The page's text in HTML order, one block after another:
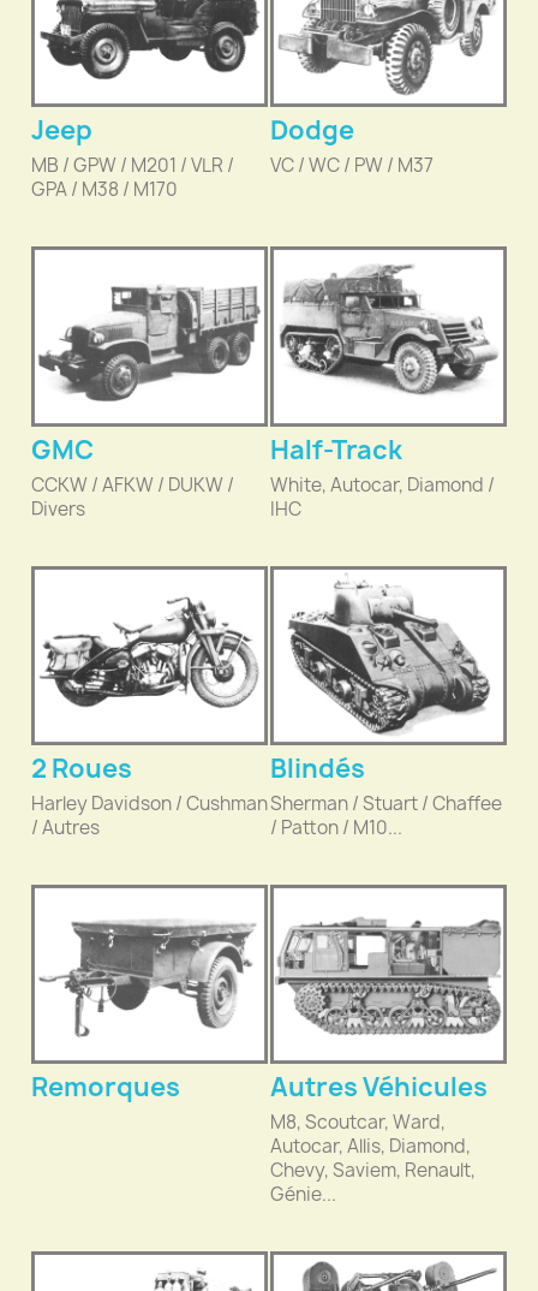
Jeep
MB / GPW / M201 / VLR /
GPA / M38 / M170
Dodge
VC / WC / PW / M37
GMC
CCKW / AFKW / DUKW /
Divers
Half-Track
White, Autocar, Diamond /
IHC
2 Roues
Harley Davidson / Cushman
/ Autres
Blindés
Sherman / Stuart / Chaffee
/ Patton / M10...
Remorques Autres Véhicules
M8, Scoutcar, Ward,
Autocar, Allis, Diamond,
Chevy, Saviem, Renault,
Génie...